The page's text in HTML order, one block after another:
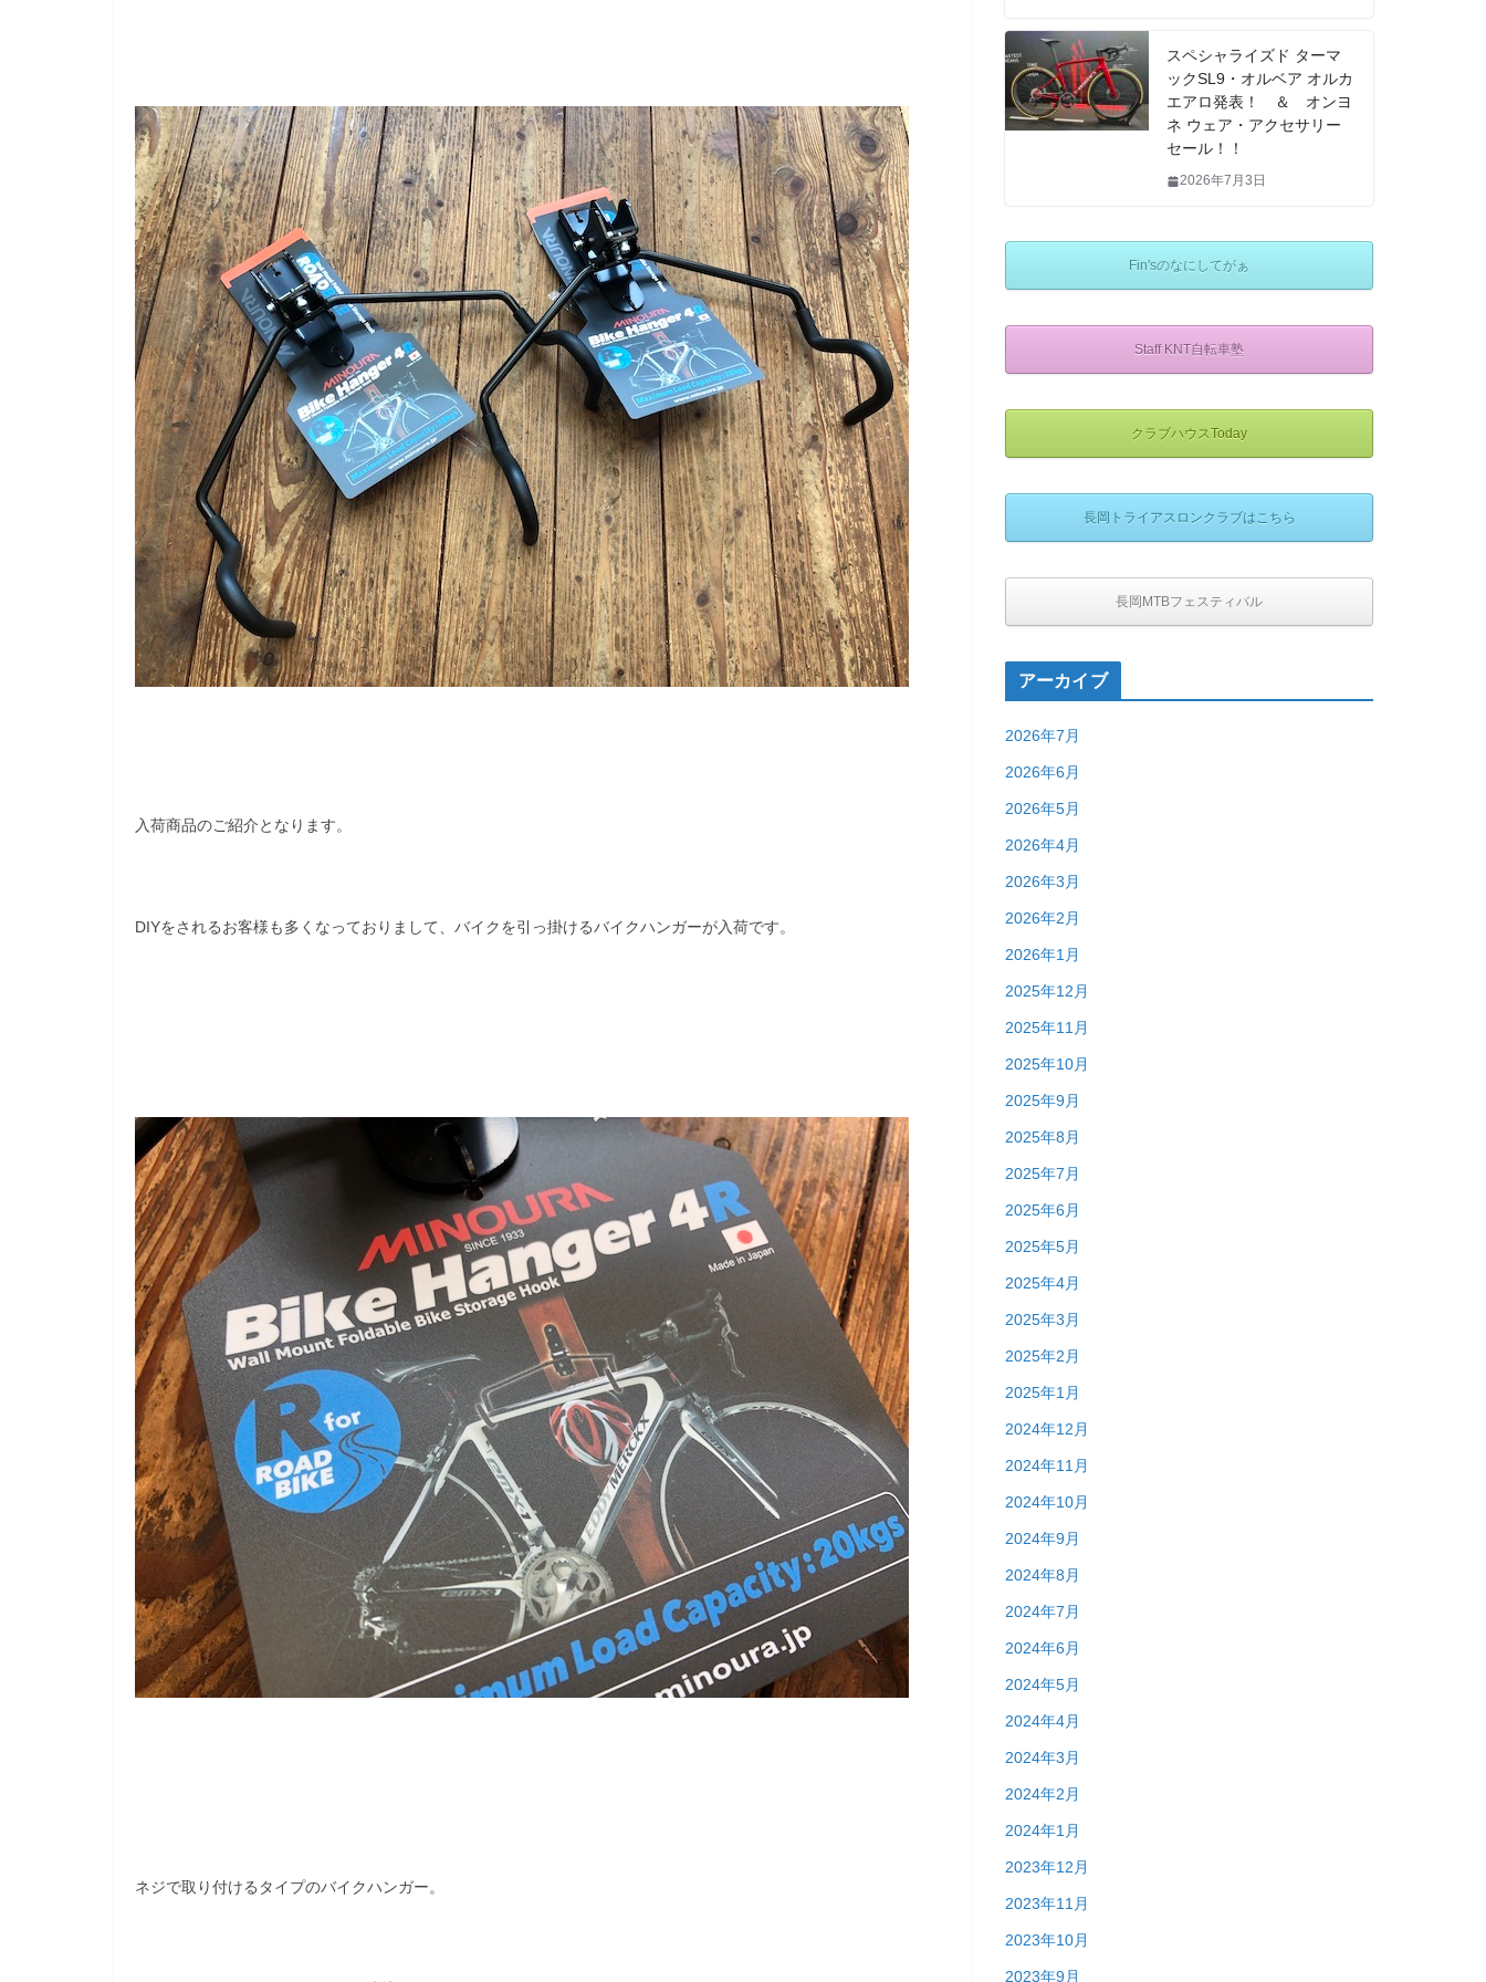
入荷商品のご紹介となります。
DIYをされるお客様も多くなっておりまして、バイクを引っ掛けるバイクハンガーが入荷です。
ネジで取り付けるタイプのバイクハンガー。
スペシャライズド ターマ
ックSL9・オルベア オルカ
エアロ発表！ ＆ オンヨ
ネ ウェア・アクセサリー
セール！！
2026年7月3日
Fin'sのなにしてがぁ
Staff KNT自転車塾
クラブハウスToday
長岡トライアスロンクラブはこちら
長岡MTBフェスティバル
アーカイブ
2026年7月
2026年6月
2026年5月
2026年4月
2026年3月
2026年2月
2026年1月
2025年12月
2025年11月
2025年10月
2025年9月
2025年8月
2025年7月
2025年6月
2025年5月
2025年4月
2025年3月
2025年2月
2025年1月
2024年12月
2024年11月
2024年10月
2024年9月
2024年8月
2024年7月
2024年6月
2024年5月
2024年4月
2024年3月
2024年2月
2024年1月
2023年12月
2023年11月
2023年10月
2023年9月